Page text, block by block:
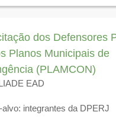
para visualização até 31
dos Defensores
Planos Municipais de
(PLAMCON)
EAD
alvo: integrantes da DPERJ